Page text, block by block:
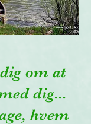
om at
dig...
hvem